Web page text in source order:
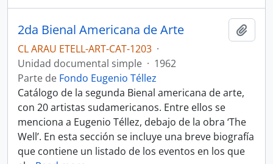
2da Bienal Americana de Arte
CL ARAU ETELL-ART-CAT-1203 ·
Unidad documental simple · 1962
Parte de Fondo Eugenio Téllez
Catálogo de la segunda Bienal americana de arte,
con 20 artistas sudamericanos. Entre ellos se
menciona a Eugenio Téllez, debajo de la obra ‘The
Well’. En esta sección se incluye una breve biografía
que contiene un listado de los eventos en los que